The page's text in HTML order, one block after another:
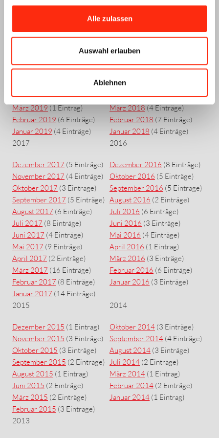
Alle zulassen
Auswahl erlauben
Ablehnen
(2 Einträge)
Oktober 2019(5 Einträge)
(5 Einträge)
Juni 2019(1 Eintrag)
April 2019(3 Einträge)
März 2019(1 Eintrag)
Februar 2019 (6 Einträge)
Januar 2019 (4 Einträge)
Dezember 2018
Oktober 2018(7 Einträge)
September 2018
Juni 2018(5 Einträge)
Mai 2018
April 2018(3 Einträge)
März 2018(4 Einträge)
Februar 2018 (7 Einträge)
Januar 2018 (4 Einträge)
2017
Dezember 2017 (5 Einträge)
November 2017 (4 Einträge)
Oktober 2017 (3 Einträge)
September 2017 (5 Einträge)
August 2017 (6 Einträge)
Juli 2017 (8 Einträge)
Juni 2017 (4 Einträge)
Mai 2017 (9 Einträge)
April 2017 (2 Einträge)
März 2017 (16 Einträge)
Februar 2017 (8 Einträge)
Januar 2017 (14 Einträge)
2016
Dezember 2016 (8 Einträge)
Oktober 2016 (5 Einträge)
September 2016 (5 Einträge)
August 2016 (2 Einträge)
Juli 2016 (6 Einträge)
Juni 2016 (3 Einträge)
Mai 2016 (4 Einträge)
April 2016 (1 Eintrag)
März 2016 (3 Einträge)
Februar 2016 (6 Einträge)
Januar 2016 (3 Einträge)
2015
Dezember 2015 (1 Eintrag)
November 2015 (3 Einträge)
Oktober 2015 (3 Einträge)
September 2015 (2 Einträge)
August 2015 (1 Eintrag)
Juni 2015 (2 Einträge)
März 2015 (2 Einträge)
Februar 2015 (3 Einträge)
2014
Oktober 2014 (3 Einträge)
September 2014 (4 Einträge)
August 2014 (3 Einträge)
Juli 2014 (2 Einträge)
März 2014 (1 Eintrag)
Februar 2014 (2 Einträge)
Januar 2014 (1 Eintrag)
2013